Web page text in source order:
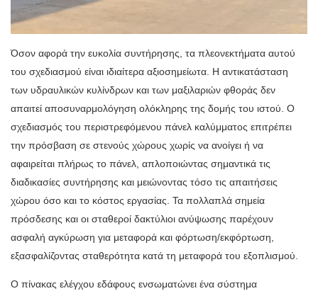
Όσον αφορά την ευκολία συντήρησης, τα πλεονεκτήματα αυτού
του σχεδιασμού είναι ιδιαίτερα αξιοσημείωτα. Η αντικατάσταση
των υδραυλικών κυλίνδρων και των μαξιλαριών φθοράς δεν
απαιτεί αποσυναρμολόγηση ολόκληρης της δομής του ιστού. Ο
σχεδιασμός του περιστρεφόμενου πάνελ καλύμματος επιτρέπει
την πρόσβαση σε στενούς χώρους χωρίς να ανοίγει ή να
αφαιρείται πλήρως το πάνελ, απλοποιώντας σημαντικά τις
διαδικασίες συντήρησης και μειώνοντας τόσο τις απαιτήσεις
χώρου όσο και το κόστος εργασίας. Τα πολλαπλά σημεία
πρόσδεσης και οι σταθεροί δακτύλιοι ανύψωσης παρέχουν
ασφαλή αγκύρωση για μεταφορά και φόρτωση/εκφόρτωση,
εξασφαλίζοντας σταθερότητα κατά τη μεταφορά του εξοπλισμού.
Ο πίνακας ελέγχου εδάφους ενσωματώνει ένα σύστημα